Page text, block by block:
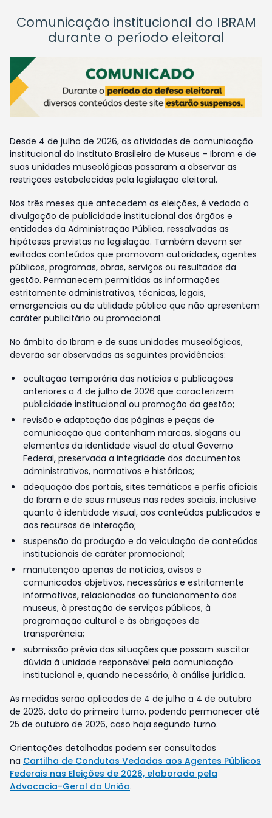
Comunicação institucional do IBRAM
durante o período eleitoral
Desde 4 de julho de 2026, as atividades de comunicação
institucional do Instituto Brasileiro de Museus – Ibram e de
suas unidades museológicas passaram a observar as
restrições estabelecidas pela legislação eleitoral.
Nos três meses que antecedem as eleições, é vedada a
divulgação de publicidade institucional dos órgãos e
entidades da Administração Pública, ressalvadas as
hipóteses previstas na legislação. Também devem ser
evitados conteúdos que promovam autoridades, agentes
públicos, programas, obras, serviços ou resultados da
gestão. Permanecem permitidas as informações
estritamente administrativas, técnicas, legais,
emergenciais ou de utilidade pública que não apresentem
caráter publicitário ou promocional.
No âmbito do Ibram e de suas unidades museológicas,
deverão ser observadas as seguintes providências:
ocultação temporária das notícias e publicações
anteriores a 4 de julho de 2026 que caracterizem
publicidade institucional ou promoção da gestão;
revisão e adaptação das páginas e peças de
comunicação que contenham marcas, slogans ou
elementos da identidade visual do atual Governo
Federal, preservada a integridade dos documentos
administrativos, normativos e históricos;
adequação dos portais, sites temáticos e perfis oficiais
do Ibram e de seus museus nas redes sociais, inclusive
quanto à identidade visual, aos conteúdos publicados e
aos recursos de interação;
suspensão da produção e da veiculação de conteúdos
institucionais de caráter promocional;
manutenção apenas de notícias, avisos e
comunicados objetivos, necessários e estritamente
informativos, relacionados ao funcionamento dos
museus, à prestação de serviços públicos, à
programação cultural e às obrigações de
transparência;
submissão prévia das situações que possam suscitar
dúvida à unidade responsável pela comunicação
institucional e, quando necessário, à análise jurídica.
As medidas serão aplicadas de 4 de julho a 4 de outubro
de 2026, data do primeiro turno, podendo permanecer até
25 de outubro de 2026, caso haja segundo turno.
Orientações detalhadas podem ser consultadas
na Cartilha de Condutas Vedadas aos Agentes Públicos
Federais nas Eleições de 2026, elaborada pela
Advocacia-Geral da União.